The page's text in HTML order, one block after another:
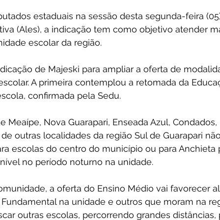
estaduais na sessão desta segunda-feira
(Ales), a indicação tem como objetivo atender
escolar da região.
de Majeski para ampliar a oferta de
A primeira contemplou a retomada da
confirmada pela Sedu.
Meaípe, Nova Guarapari, Enseada Azul,
outras localidades da região Sul de Guarapari
escolas do centro do município ou para Anchieta
no período noturno na unidade.
a oferta do Ensino Médio vai favorecer
na unidade e outros que moram na
outras escolas, percorrendo grandes